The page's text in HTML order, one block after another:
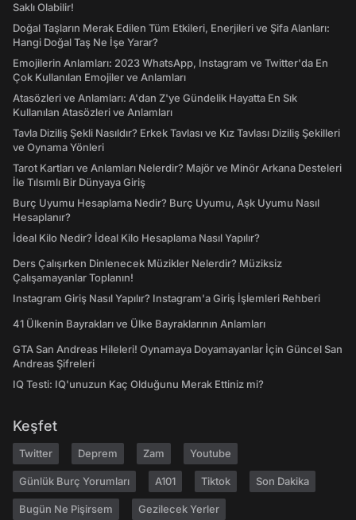
Saklı Olabilir!
Doğal Taşların Merak Edilen Tüm Etkileri, Enerjileri ve Şifa Alanları:
Hangi Doğal Taş Ne İşe Yarar?
Emojilerin Anlamları: 2023 WhatsApp, Instagram ve Twitter'da En
Çok Kullanılan Emojiler ve Anlamları
Atasözleri ve Anlamları: A'dan Z'ye Gündelik Hayatta En Sık
Kullanılan Atasözleri ve Anlamları
Tavla Diziliş Şekli Nasıldır? Erkek Tavlası ve Kız Tavlası Diziliş Şekilleri
ve Oynama Yönleri
Tarot Kartları ve Anlamları Nelerdir? Majör ve Minör Arkana Desteleri
İle Tılsımlı Bir Dünyaya Giriş
Burç Uyumu Hesaplama Nedir? Burç Uyumu, Aşk Uyumu Nasıl
Hesaplanır?
İdeal Kilo Nedir? İdeal Kilo Hesaplama Nasıl Yapılır?
Ders Çalışırken Dinlenecek Müzikler Nelerdir? Müziksiz
Çalışamayanlar Toplanın!
Instagram Giriş Nasıl Yapılır? Instagram'a Giriş İşlemleri Rehberi
41 Ülkenin Bayrakları ve Ülke Bayraklarının Anlamları
GTA San Andreas Hileleri! Oynamaya Doyamayanlar İçin Güncel San
Andreas Şifreleri
IQ Testi: IQ'unuzun Kaç Olduğunu Merak Ettiniz mi?
Keşfet
Twitter Deprem Zam Youtube
Günlük Burç Yorumları A101 Tiktok Son Dakika
Bugün Ne Pişirsem Gezilecek Yerler